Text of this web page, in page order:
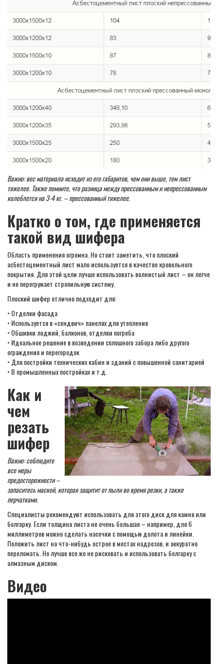
Важно: вес материала исходит из его габаритов, чем они выше, тем лист
тяжелее. Также помните, что разница между прессованным и непрессованным
колеблется на 3-4 кг. – прессованный тяжелее.
Кратко о том, где применяется
такой вид шифера
Область применения огромна. Но стоит заметить, что плоский
асбестоцементный лист мало используется в качестве кровельного
покрытия. Для этой цели лучше использовать волнистый лист – он легче
и не перегружает стропильную систему.
Плоский шифер отлично подходит для:
• Отделки фасада
• Используется в «сендвич» панелях для утепления
• Обшивки лоджий, балконов, отделки погреба
• Идеальное решение в возведении сплошного забора либо другого
ограждения и перегородок
• Для постройки технических кабин и зданий с повышенной санитарией
• В промышленных постройках и т.д.
Как и
чем
резать
шифер
Важно: соблюдите
все меры
предосторожности –
запаситесь маской, которая защитит от пыли во время резки, а также
перчатками.
Специалисты рекомендуют использовать для этого диск для камня или
болгарку. Если толщина листа не очень большая – например, для 6
миллиметров можно сделать насечки с помощью долота и линейки.
Положить лист на что-нибудь острое в местах надрезов, и аккуратно
переломать. Но лучше все же не рисковать и использовать болгарку с
алмазным диском.
Видео